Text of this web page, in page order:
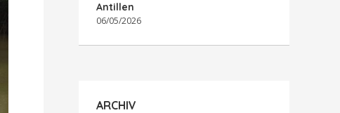
Antillen
06/05/2026
ARCHIV